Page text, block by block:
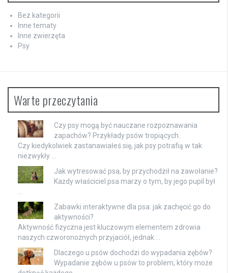
Bez kategorii
Inne tematy
Inne zwierzęta
Psy
Warte przeczytania
Czy psy mogą być nauczane rozpoznawania
zapachów? Przykłady psów tropiących.
Czy kiedykolwiek zastanawiałeś się, jak psy potrafią w tak
niezwykły …
Jak wytresować psa, by przychodził na zawołanie?
Każdy właściciel psa marzy o tym, by jego pupil był
…
Zabawki interaktywne dla psa: jak zachęcić go do
aktywności?
Aktywność fizyczna jest kluczowym elementem zdrowia
naszych czworonożnych przyjaciół, jednak …
Dlaczego u psów dochodzi do wypadania zębów?
Wypadanie zębów u psów to problem, który może